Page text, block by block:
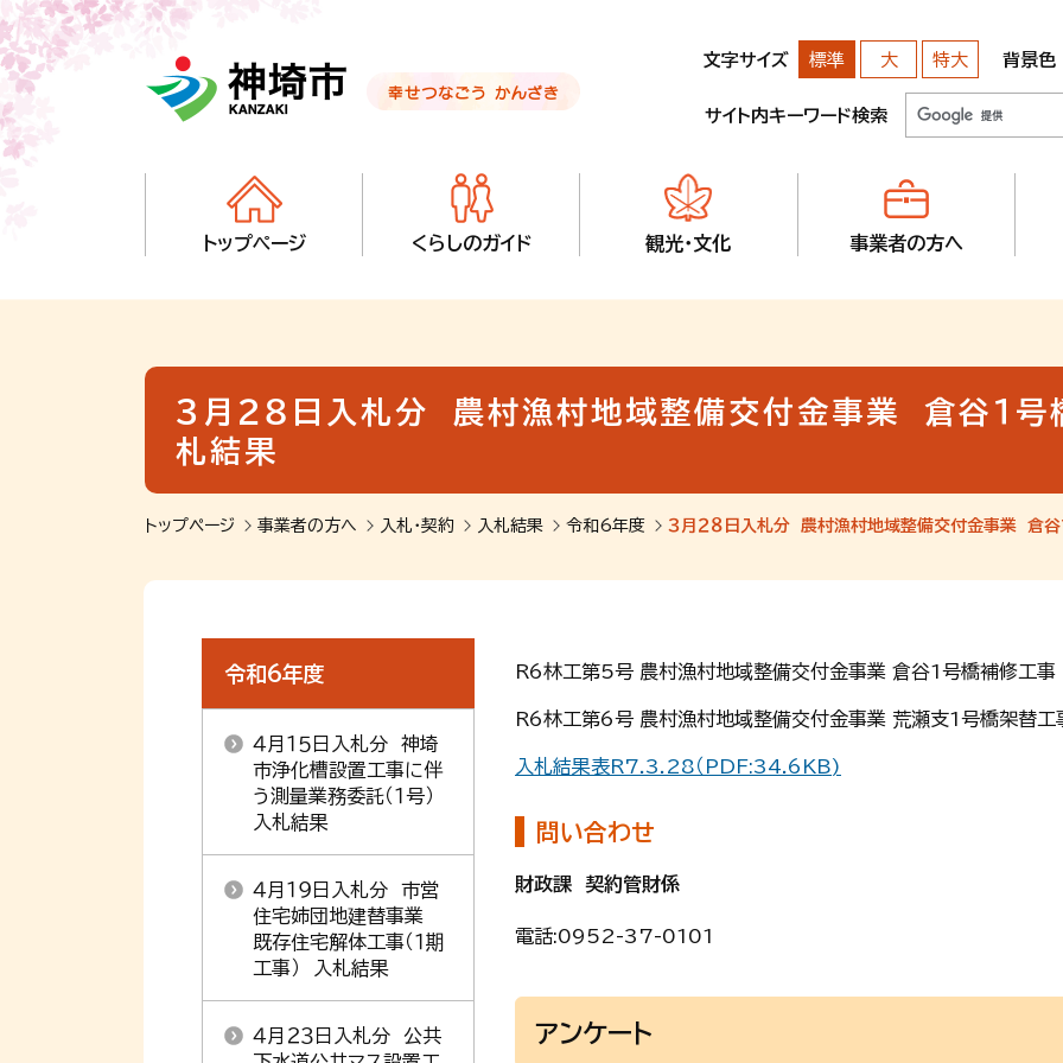
音声読み上げ用ナビゲーションです。
本文へ移動します
ページ最後（フッター）へ移動します
音声読み上げ用ナビゲーションはここまでです。
文字サイズ 標準 大 特大 背景色
サイト内キーワード検索
トップページ くらしのガイド 観光・文化 事業者の方へ
３月２８日入札分 農村漁村地域整備交付金事業 倉谷１
札結果
トップページ 事業者の方へ 入札・契約 入札結果 令和6年度 ３月２８日入札分 農村漁村地域整備交付金事業 倉
R6林工第5号 農村漁村地域整備交付金事業 倉谷1号橋補修工事
R6林工第6号 農村漁村地域整備交付金事業 荒瀬支1号橋架替
入札結果表R7.3.28（PDF:34.6KB)
問い合わせ
財政課 契約管財係
電話:0952-37-0101
アンケート
令和6年度
４月１５日入札分 神埼
市浄化槽設置工事に伴
う測量業務委託（１号）
入札結果
４月１９日入札分 市営
住宅姉団地建替事業
既存住宅解体工事（１期
工事） 入札結果
４月２３日入札分 公共